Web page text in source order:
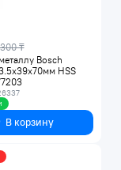
300 ₸
Bosch
HSS
В корзину